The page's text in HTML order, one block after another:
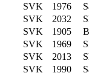
SVK 1976
SVK 2032
SVK 1905
SVK 1969
SVK 2013
SVK 1990